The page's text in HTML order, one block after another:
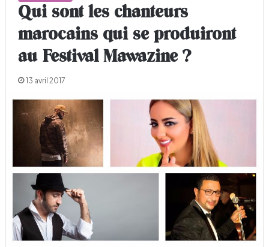
Qui sont les chanteurs
marocains qui se produiront
au Festival Mawazine ?
13 avril 2017